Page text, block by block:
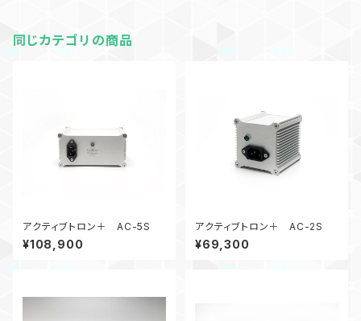
同じカテゴリの商品
アクティブトロン＋ AC-5S
¥108,900
アクティブトロン＋ AC-2S
¥69,300